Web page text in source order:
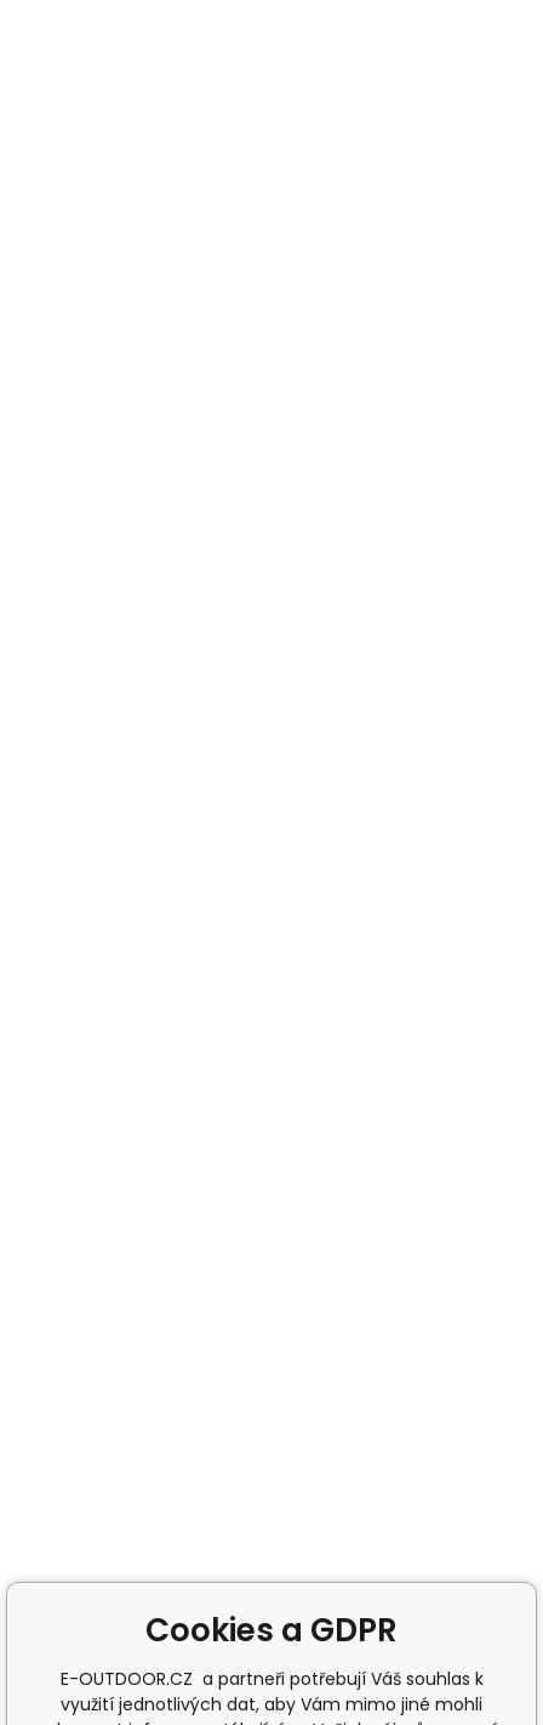
Cookies a GDPR
E-OUTDOOR.CZ a partneři potřebují Váš souhlas k
využití jednotlivých dat, aby Vám mimo jiné mohli